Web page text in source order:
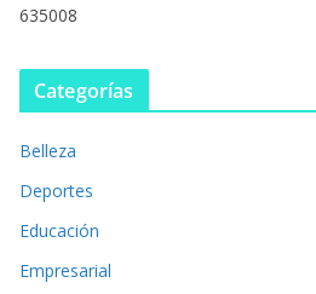
635008
Categorías
Belleza
Deportes
Educación
Empresarial